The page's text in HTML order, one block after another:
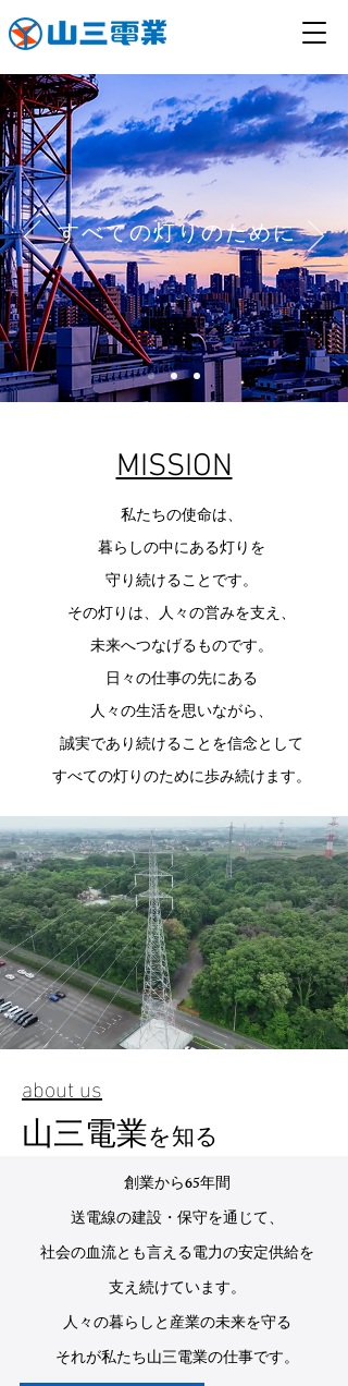
すべての灯りのために
​MISSION
私たちの使命は、
暮らしの中にある灯りを
守り続けることです。
その灯りは、人々の営みを支え、
未来へつなげるものです。
日々の仕事の先にある
人々の生活を思いながら、
誠実であり続けることを信念として
すべての灯りのために歩み続けます。
創業から65年間
送電線の建設・保守を通じて、
社会の血流とも言える電力の安定供給を
支え続けています。
人々の暮らしと産業の未来を守る
それが私たち山三電業の仕事です。
about us
山三電業を知る